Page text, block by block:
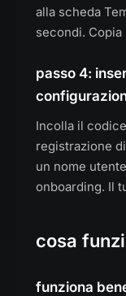
alla scheda
secondi.
passo 4:
Incolla il
registrazione
un nome
onboarding. Il
cosa
funziona